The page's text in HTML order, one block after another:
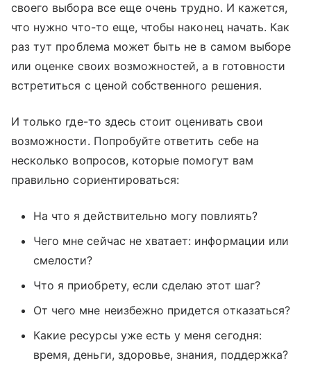
своего выбора все еще очень трудно. И кажется,
что нужно что-то еще, чтобы наконец начать. Как
раз тут проблема может быть не в самом выборе
или оценке своих возможностей, а в готовности
встретиться с ценой собственного решения.
И только где-то здесь стоит оценивать свои
возможности. Попробуйте ответить себе на
несколько вопросов, которые помогут вам
правильно сориентироваться:
На что я действительно могу повлиять?
Чего мне сейчас не хватает: информации или
смелости?
Что я приобрету, если сделаю этот шаг?
От чего мне неизбежно придется отказаться?
Какие ресурсы уже есть у меня сегодня:
время, деньги, здоровье, знания, поддержка?